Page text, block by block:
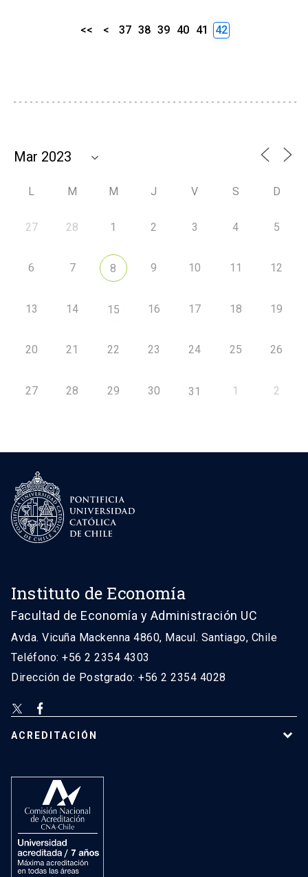
<< < 37 38 39 40 41 42
L M M J V S D
27 28 1 2 3 4 5
6 7 8 9 10 11 12
13 14 15 16 17 18 19
20 21 22 23 24 25 26
27 28 29 30 31 1 2
Instituto de Economía
Facultad de Economía y Administración UC
Avda. Vicuña Mackenna 4860, Macul. Santiago, Chile
Teléfono: +56 2 2354 4303
Dirección de Postgrado: +56 2 2354 4028
ACREDITACIÓN